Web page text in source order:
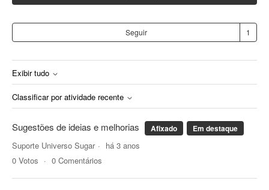
Seguir
Exibir tudo
Classificar por atividade recente
Sugestões de ideias e melhorias Afixado Em destaque
Suporte Universo Sugar
há 3 anos
0 Votos 0 Comentários